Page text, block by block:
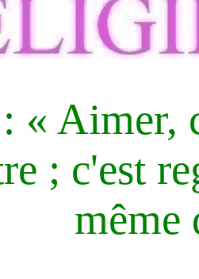
« Aimer,
; c'est
même